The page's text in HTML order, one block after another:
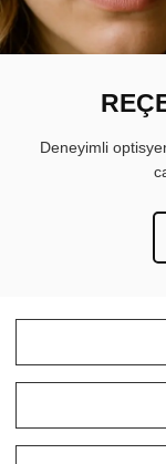
Deneyimli